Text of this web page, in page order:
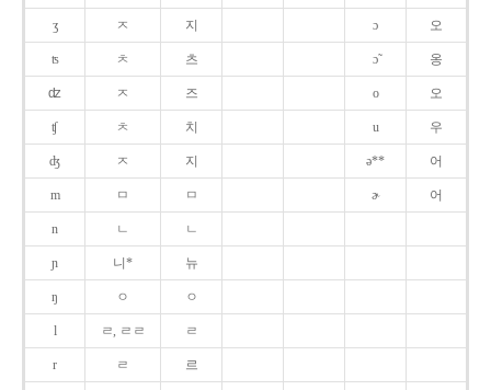
ʒ ㅈ 지 ɔ 오
ʦ ㅊ 츠 ɔ̃ 옹
ʣ ㅈ 즈 o 오
ʧ ㅊ 치 u 우
ʤ ㅈ 지 ə** 어
m ㅁ ㅁ ɚ 어
n ㄴ ㄴ
ɲ 니* 뉴
ŋ ㅇ ㅇ
l ㄹ, ㄹㄹ ㄹ
r ㄹ 르